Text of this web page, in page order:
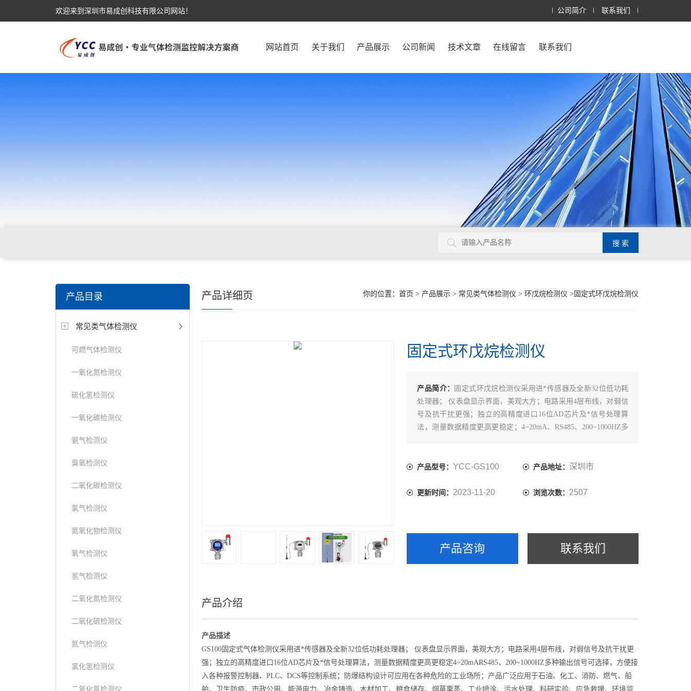
欢迎来到深圳市易成创科技有限公司网站！ 公司简介 联系我们
网站首页 关于我们 产品展示 公司新闻 技术文章 在线留言 联系我们
产品目录
常见类气体检测仪
可燃气体检测仪
一氧化氮检测仪
硫化氢检测仪
一氧化碳检测仪
氨气检测仪
臭氧检测仪
二氧化碳检测仪
氯气检测仪
氮氧化物检测仪
氧气检测仪
氢气检测仪
二氧化氮检测仪
二氧化硫检测仪
氮气检测仪
氯化氢检测仪
二氧化氯检测仪
你的位置： 首页 > 产品展示 > 常见类气体检测仪 > 环戊烷检测仪 >固定式环戊烷检测仪
产品详细页
固定式环戊烷检测仪
产品简介：
固定式环戊烷检测仪采用进*传感器及全新32位低功耗
处理器； 仪表盘显示界面，美观大方；电路采用4层布线，对弱信
号及抗干扰更强；独立的高精度进口16位AD芯片及*信号处理算
法，测量数据精度更高更稳定；4~20mA、RS485、200~1000HZ多
产品型号： YCC-GS100 产品地址： 深圳市
更新时间： 2023-11-20 浏览次数： 2507
产品咨询 联系我们
产品介绍
产品描述
GS100固定式气体检测仪采用进*传感器及全新32位低功耗处理器； 仪表盘显示界面，美观大方；电路采用4层布线，对弱信号及抗干扰更
强；独立的高精度进口16位AD芯片及*信号处理算法，测量数据精度更高更稳定4~20mARS485、200~1000HZ多种输出信号可选择，方便接
入各种报警控制器、PLC、DCS等控制系统；防爆结构设计可应用在各种危险的工业场所；产品广泛应用于石油、化工、消防、燃气、船
舶、卫生防疫、市政公用、能源电力、冶金铸造、木材加工、粮食储存、烟草熏蒸、工业喷涂、污水处理、科研实验、应急救援、环境监